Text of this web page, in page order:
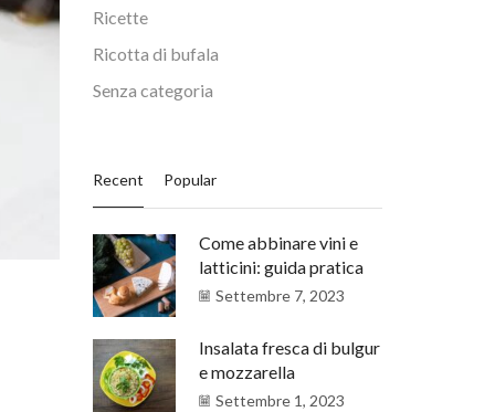
Ricette
Ricotta di bufala
Senza categoria
Recent Popular
Come abbinare vini e
latticini: guida pratica
Settembre 7, 2023
Insalata fresca di bulgur
e mozzarella
Settembre 1, 2023